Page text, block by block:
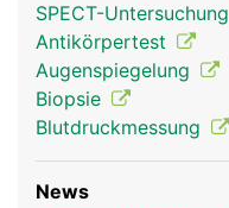
SPECT-Untersuchung
Antikörpertest
Augenspiegelung
Biopsie
Blutdruckmessung
News